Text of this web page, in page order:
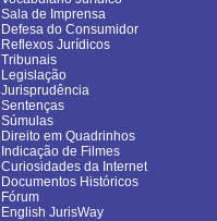
Sala de Imprensa
Defesa do Consumidor
Reflexos Jurídicos
Tribunais
Legislação
Jurisprudência
Sentenças
Súmulas
Direito em Quadrinhos
Indicação de Filmes
Curiosidades da Internet
Documentos Históricos
Fórum
English JurisWay